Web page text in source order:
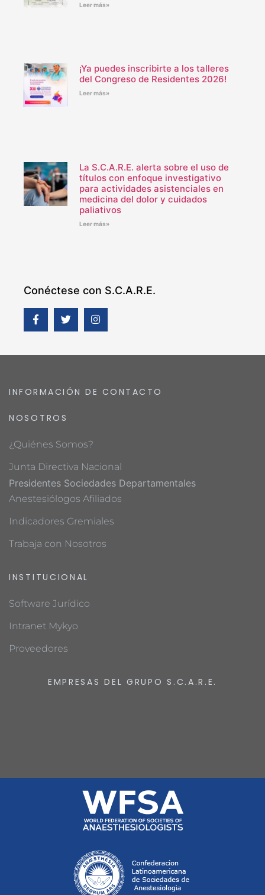
Leer más»
¡Ya puedes inscribirte a los talleres
del Congreso de Residentes 2026!
Leer más»
La S.C.A.R.E. alerta sobre el uso de
títulos con enfoque investigativo
para actividades asistenciales en
medicina del dolor y cuidados
paliativos
Leer más»
Conéctese con S.C.A.R.E.
INFORMACIÓN DE CONTACTO
NOSOTROS
¿Quiénes Somos?
Junta Directiva Nacional
Presidentes Sociedades Departamentales
Anestesiólogos Afiliados
Indicadores Gremiales
Trabaja con Nosotros
INSTITUCIONAL
Software Jurídico
Intranet Mykyo
Proveedores
EMPRESAS DEL GRUPO S.C.A.R.E.